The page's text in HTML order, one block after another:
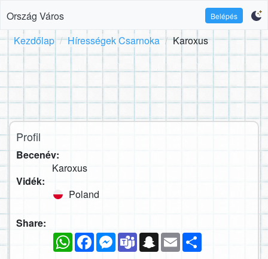
Ország Város Belépés
Kezdőlap Hírességek Csarnoka Karoxus
Profil
Becenév:
Karoxus
Vidék:
Poland
Share:
WhatsAppFacebookMessenger
TeamsSnapchat
Email